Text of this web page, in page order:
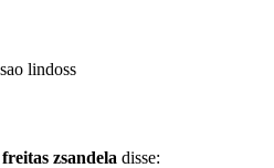
lindoss
zsandela disse: